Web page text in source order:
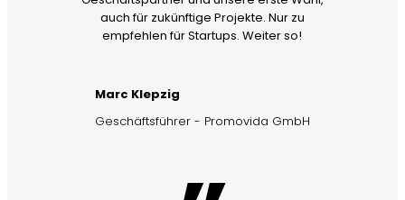
auch für zukünftige Projekte. Nur zu
empfehlen für Startups. Weiter so!
Marc Klepzig
Geschäftsführer - Promovida GmbH